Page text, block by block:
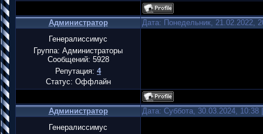
Администратор
Дата: Понедельник, 21.02.2022,
Генералиссимус
Группа: Администраторы
Сообщений: 5928
Репутация: 4
Статус: Оффлайн
Администратор
Дата: Суббота, 30.03.2024,
Генералиссимус